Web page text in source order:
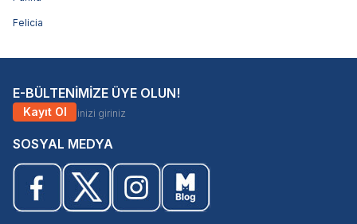
Felicia
E-BÜLTENİMİZE ÜYE OLUN!
Kayıt Ol
SOSYAL MEDYA